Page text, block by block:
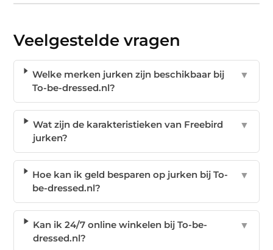
Veelgestelde vragen
Welke merken jurken zijn beschikbaar bij
To-be-dressed.nl?
▼
Wat zijn de karakteristieken van Freebird
jurken?
▼
Hoe kan ik geld besparen op jurken bij To-
be-dressed.nl?
▼
Kan ik 24/7 online winkelen bij To-be-
dressed.nl?
▼